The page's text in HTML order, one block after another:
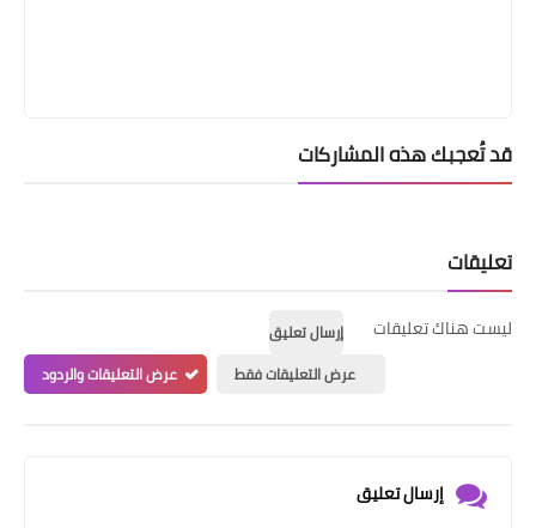
قد تُعجبك هذه المشاركات
تعليقات
ليست هناك تعليقات
إرسال تعليق
عرض التعليقات فقط
عرض التعليقات والردود
إرسال تعليق